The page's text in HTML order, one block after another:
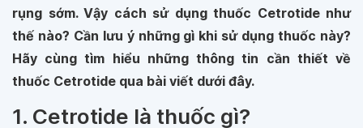
rụng sớm. Vậy cách sử dụng thuốc Cetrotide như
thế nào? Cần lưu ý những gì khi sử dụng thuốc này?
Hãy cùng tìm hiểu những thông tin cần thiết về
thuốc Cetrotide qua bài viết dưới đây.
1. Cetrotide là thuốc gì?